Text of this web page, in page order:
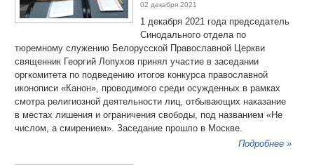
02 декабря 2021
1 декабря 2021 года председатель
Синодального отдела по
тюремному служению Белорусской Православной Церкви
священник Георгий Лопухов принял участие в заседании
оргкомитета по подведению итогов конкурса православной
иконописи «Канон», проводимого среди осужденных в рамках
смотра религиозной деятельности лиц, отбывающих наказание
в местах лишения и ограничения свободы, под названием «Не
числом, а смирением». Заседание прошло в Москве.
Подробнее »